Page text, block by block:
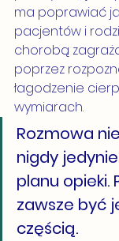
ma poprawiać
pacjentów i
chorobą
poprzez
łagodzenie
wymiarach.
Rozmowa
nigdy
planu opieki.
zawsze być
częścią.